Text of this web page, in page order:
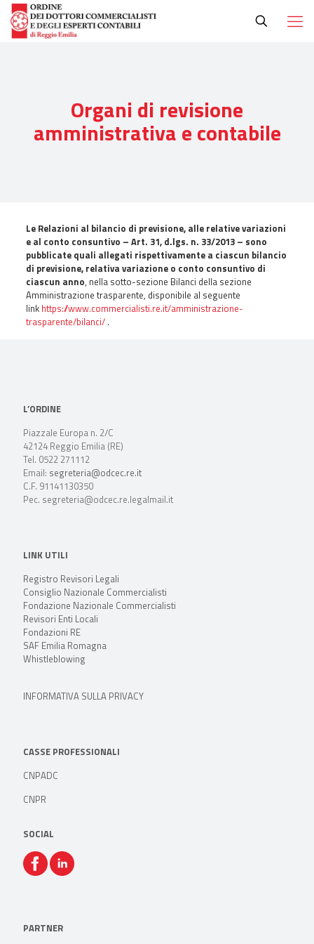
Organi di revisione
amministrativa e contabile
Le Relazioni al bilancio di previsione, alle relative variazioni
e al conto consuntivo – Art. 31, d.lgs. n. 33/2013 – sono
pubblicate quali allegati rispettivamente a ciascun bilancio
di previsione, relativa variazione o conto consuntivo di
ciascun anno, nella sotto-sezione Bilanci della sezione
Amministrazione trasparente, disponibile al seguente
link https://www.commercialisti.re.it/amministrazione-
trasparente/bilanci/.
L’ORDINE
Piazzale Europa n. 2/C
42124 Reggio Emilia (RE)
Tel. 0522 271112
Email: segreteria@odcec.re.it
C.F. 91141130350
Pec. segreteria@odcec.re.legalmail.it
LINK UTILI
Registro Revisori Legali
Consiglio Nazionale Commercialisti
Fondazione Nazionale Commercialisti
Revisori Enti Locali
Fondazioni RE
SAF Emilia Romagna
Whistleblowing
INFORMATIVA SULLA PRIVACY
CASSE PROFESSIONALI
CNPADC
CNPR
SOCIAL
PARTNER